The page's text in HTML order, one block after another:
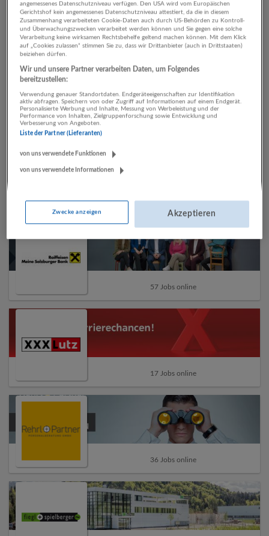
Top-Arbeitgeber
35 Jobs online
13 Jobs online
57 Jobs online
17 Jobs online
36 Jobs online
angemessenes Datenschutzniveau verfügen. Den USA wird vom Europäischen
Gerichtshof kein angemessenes Datenschutzniveau attestiert, da die in diesem
Zusammenhang verarbeiteten Cookie-Daten auch durch US-Behörden zu Kontroll-
und Überwachungszwecken verarbeitet werden können und Sie gegen eine solche
Verarbeitung keine wirksamen Rechtsbehelfe geltend machen können. Mit dem Klick
auf „Cookies zulassen“ stimmen Sie zu, dass wir Drittanbieter (auch in Drittstaaten)
beiziehen dürfen.
Wir und unsere Partner verarbeiten Daten, um Folgendes
bereitzustellen:
Verwendung genauer Standortdaten. Endgeräteeigenschaften zur Identifikation
aktiv abfragen. Speichern von oder Zugriff auf Informationen auf einem Endgerät.
Personalisierte Werbung und Inhalte, Messung von Werbeleistung und der
Performance von Inhalten, Zielgruppenforschung sowie Entwicklung und
Verbesserung von Angeboten.
Liste der Partner (Lieferanten)
von uns verwendete Funktionen
von uns verwendete Informationen
Zwecke anzeigen Akzeptieren